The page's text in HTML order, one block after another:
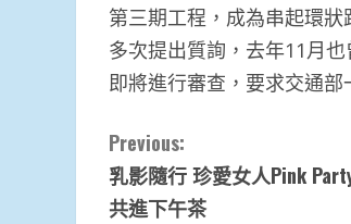
第三期工程，成為串起環
多次提出質詢，去年11月
即將進行審查，要求交通部
Continue
Reading
Previous:
乳影隨行 珍愛女人Pink
共進下午茶